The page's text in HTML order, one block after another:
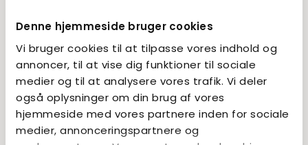
Denne hjemmeside bruger cookies
Vi bruger cookies til at tilpasse vores indhold og
annoncer, til at vise dig funktioner til sociale
medier og til at analysere vores trafik. Vi deler
også oplysninger om din brug af vores
hjemmeside med vores partnere inden for sociale
medier, annonceringspartnere og